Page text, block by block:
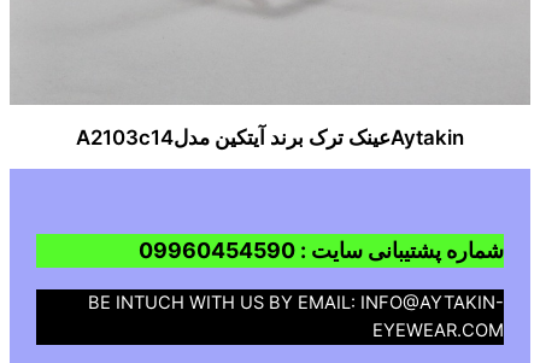
Aytakinعینک ترک برند آیتکین مدلA2103c14
شماره پشتیبانی سایت : 09960454590
BE INTUCH WITH US BY EMAIL: INFO@AYTAKIN-
EYEWEAR.COM